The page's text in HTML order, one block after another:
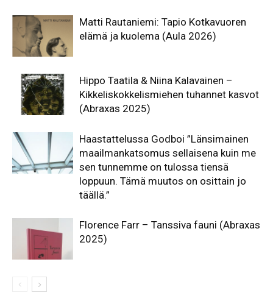
Matti Rautaniemi: Tapio Kotkavuoren
elämä ja kuolema (Aula 2026)
Hippo Taatila & Niina Kalavainen –
Kikkeliskokkelismiehen tuhannet kasvot
(Abraxas 2025)
Haastattelussa Godboi ”Länsimainen
maailmankatsomus sellaisena kuin me
sen tunnemme on tulossa tiensä
loppuun. Tämä muutos on osittain jo
täällä.”
Florence Farr – Tanssiva fauni (Abraxas
2025)